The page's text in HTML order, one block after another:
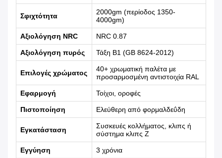
Σφιχτότητα
2000gm (περίοδος 1350-
4000gm)
Αξιολόγηση NRC NRC 0.87
Αξιολόγηση πυρός Τάξη Β1 (GB 8624-2012)
Επιλογές χρώματος
40+ χρωματική παλέτα με
προσαρμοσμένη αντιστοιχία RAL
Εφαρμογή Τοίχοι, οροφές
Πιστοποίηση Ελεύθερη από φορμαλδεΰδη
Εγκατάσταση
Συσκευές κολλήματος, κλιπς ή
σύστημα κλιπς Z
Εγγύηση
3 χρόνια